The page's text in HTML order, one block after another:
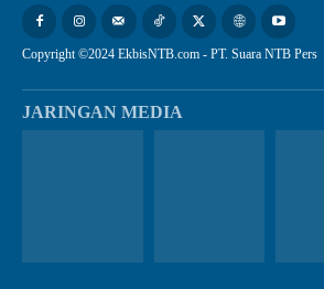
Copyright ©2024 EkbisNTB.com - PT. Suara NTB Pers
JARINGAN MEDIA